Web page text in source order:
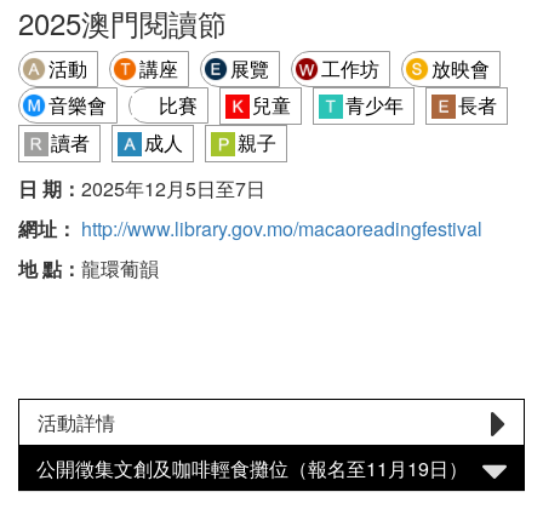
2025澳門閱讀節
活動 講座 展覽 工作坊
放映會
音樂會
比賽 兒童 青少年
長者
讀者
成人
親子
日 期： 2025年12月5日至7日
網址： http://www.library.gov.mo/macaoreadingfestival
地 點： 龍環葡韻
活動詳情
公開徵集文創及咖啡輕食攤位（報名至11月19日）